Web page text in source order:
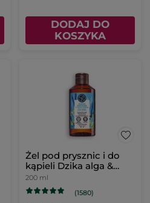
DODAJ DO
KOSZYKA
Żel pod prysznic i do
kąpieli Dzika alga &
Koper morski 200 ml
200 ml
(1580)